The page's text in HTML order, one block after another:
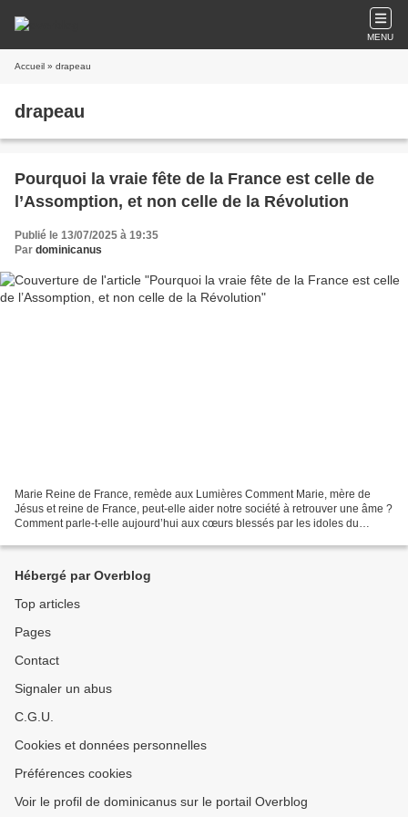
MENU
Accueil » drapeau
drapeau
Pourquoi la vraie fête de la France est celle de
l’Assomption, et non celle de la Révolution
Publié le 13/07/2025 à 19:35
Par dominicanus
Marie Reine de France, remède aux Lumières Comment Marie, mère de
Jésus et reine de France, peut-elle aider notre société à retrouver une âme ?
Comment parle-t-elle aujourd’hui aux cœurs blessés par les idoles du
Hébergé par Overblog
Top articles
Pages
Contact
Signaler un abus
C.G.U.
Cookies et données personnelles
Préférences cookies
Voir le profil de dominicanus sur le portail Overblog